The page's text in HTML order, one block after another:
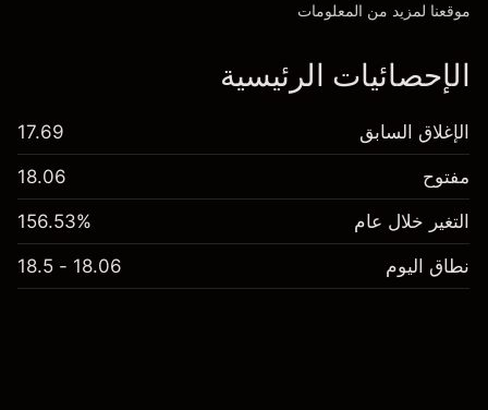
موقعنا لمزيد من المعلومات
الإحصائيات الرئيسية
الإغلاق السابق 17.69
مفتوح 18.06
التغير خلال عام 156.53%
نطاق اليوم 18.06 - 18.5